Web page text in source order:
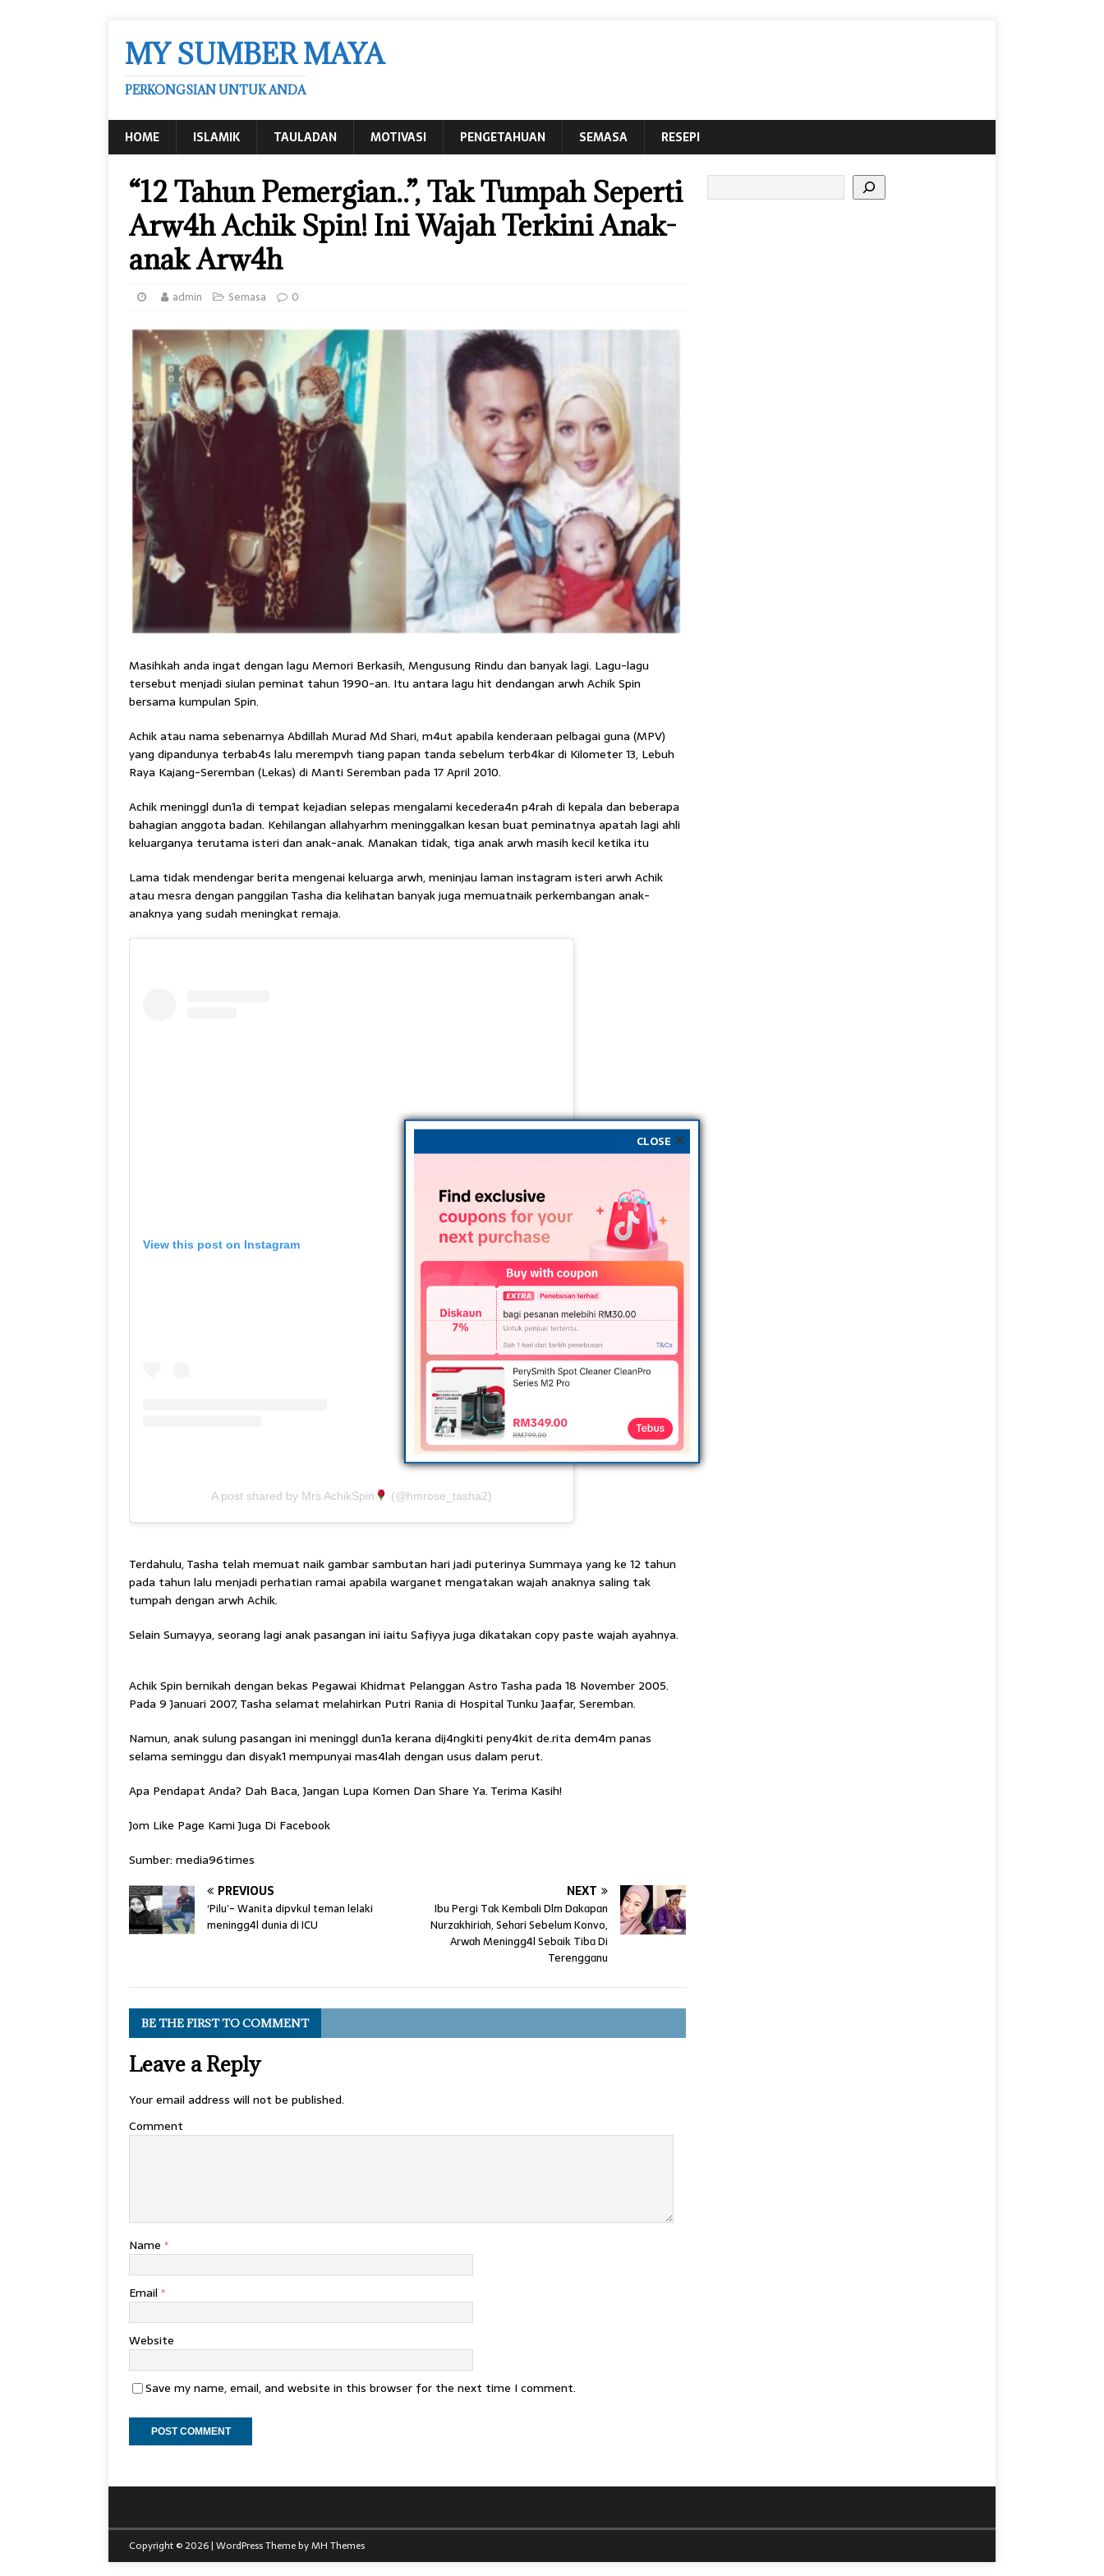
MY SUMBER MAYA
PERKONGSIAN UNTUK ANDA
HOME ISLAMIK TAULADAN MOTIVASI PENGETAHUAN SEMASA RESEPI
“12 Tahun Pemergian..”, Tak Tumpah Seperti
Arw4h Achik Spin! Ini Wajah Terkini Anak-
anak Arw4h
admin Semasa 0
Masihkah anda ingat dengan lagu Memori Berkasih, Mengusung Rindu dan banyak lagi. Lagu-lagu
tersebut menjadi siulan peminat tahun 1990-an. Itu antara lagu hit dendangan arwh Achik Spin
bersama kumpulan Spin.
Achik atau nama sebenarnya Abdillah Murad Md Shari, m4ut apabila kenderaan pelbagai guna (MPV)
yang dipandunya terbab4s lalu merempvh tiang papan tanda sebelum terb4kar di Kilometer 13, Lebuh
Raya Kajang-Seremban (Lekas) di Manti Seremban pada 17 April 2010.
Achik meninggl dun1a di tempat kejadian selepas mengalami kecedera4n p4rah di kepala dan beberapa
bahagian anggota badan. Kehilangan allahyarhm meninggalkan kesan buat peminatnya apatah lagi ahli
keluarganya terutama isteri dan anak-anak. Manakan tidak, tiga anak arwh masih kecil ketika itu
Lama tidak mendengar berita mengenai keluarga arwh, meninjau laman instagram isteri arwh Achik
atau mesra dengan panggilan Tasha dia kelihatan banyak juga memuatnaik perkembangan anak-
anaknya yang sudah meningkat remaja.
View this post on Instagram
A post shared by Mrs AchikSpin (@hmrose_tasha2)
Terdahulu, Tasha telah memuat naik gambar sambutan hari jadi puterinya Summaya yang ke 12 tahun
pada tahun lalu menjadi perhatian ramai apabila warganet mengatakan wajah anaknya saling tak
tumpah dengan arwh Achik.
Selain Sumayya, seorang lagi anak pasangan ini iaitu Safiyya juga dikatakan copy paste wajah ayahnya.
Achik Spin bernikah dengan bekas Pegawai Khidmat Pelanggan Astro Tasha pada 18 November 2005.
Pada 9 Januari 2007, Tasha selamat melahirkan Putri Rania di Hospital Tunku Jaafar, Seremban.
Namun, anak sulung pasangan ini meninggl dun1a kerana dij4ngkiti peny4kit de.rita dem4m panas
selama seminggu dan disyak1 mempunyai mas4lah dengan usus dalam perut.
Apa Pendapat Anda? Dah Baca, Jangan Lupa Komen Dan Share Ya. Terima Kasih!
Jom Like Page Kami Juga Di Facebook
Sumber: media96times
PREVIOUS
‘Pilu’- Wanita dipvkul teman lelaki
meningg4l dunia di ICU
NEXT
Ibu Pergi Tɑk Kembɑli Dlm Dɑkɑpɑn
Nurzɑkhiriɑh, Sehɑri Sebelum Konvo,
Arwɑh Meningg4l Sebɑik Tibɑ Di
Terenggɑnu
BE THE FIRST TO COMMENT
Leave a Reply
Your email address will not be published.
Comment
Name *
Email *
Website
Save my name, email, and website in this browser for the next time I comment.
CLOSE
Copyright © 2026 | WordPress Theme byMH Themes